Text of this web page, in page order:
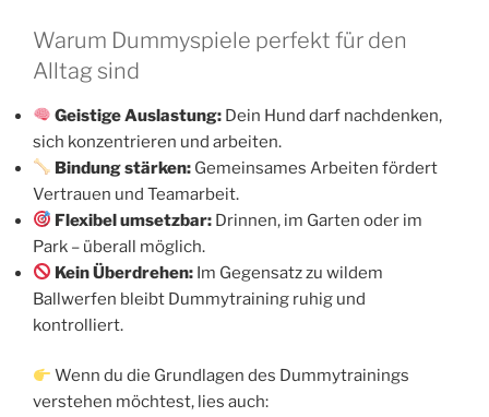
Warum Dummyspiele perfekt für den
Alltag sind
Geistige Auslastung: Dein Hund darf nachdenken,
sich konzentrieren und arbeiten.
Bindung stärken: Gemeinsames Arbeiten fördert
Vertrauen und Teamarbeit.
Flexibel umsetzbar: Drinnen, im Garten oder im
Park – überall möglich.
Kein Überdrehen: Im Gegensatz zu wildem
Ballwerfen bleibt Dummytraining ruhig und
kontrolliert.
Wenn du die Grundlagen des Dummytrainings
verstehen möchtest, lies auch: